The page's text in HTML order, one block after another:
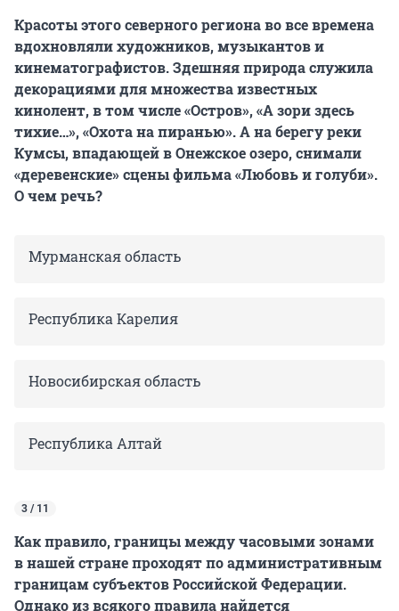
Красоты этого северного региона во все времена
вдохновляли художников, музыкантов и
кинематографистов. Здешняя природа служила
декорациями для множества известных
кинолент, в том числе «Остров», «А зори здесь
тихие…», «Охота на пиранью». А на берегу реки
Кумсы, впадающей в Онежское озеро, снимали
«деревенские» сцены фильма «Любовь и голуби».
О чем речь?
Мурманская область
Республика Карелия
Новосибирская область
Республика Алтай
3 / 11
Как правило, границы между часовыми зонами
в нашей стране проходят по административным
границам субъектов Российской Федерации.
Однако из всякого правила найдется